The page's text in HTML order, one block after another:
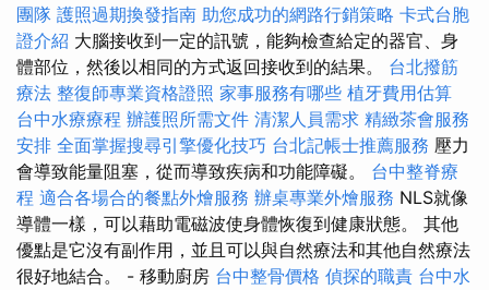
團隊 護照過期換發指南 助您成功的網路行銷策略 卡式台胞
證介紹 大腦接收到一定的訊號，能夠檢查給定的器官、身
體部位，然後以相同的方式返回接收到的結果。 台北撥筋
療法 整復師專業資格證照 家事服務有哪些 植牙費用估算
台中水療療程 辦護照所需文件 清潔人員需求 精緻茶會服務
安排 全面掌握搜尋引擎優化技巧 台北記帳士推薦服務 壓力
會導致能量阻塞，從而導致疾病和功能障礙。 台中整脊療
程 適合各場合的餐點外燴服務 辦桌專業外燴服務 NLS就像
導體一樣，可以藉助電磁波使身體恢復到健康狀態。 其他
優點是它沒有副作用，並且可以與自然療法和其他自然療法
很好地結合。 - 移動廚房 台中整骨價格 偵探的職責 台中水